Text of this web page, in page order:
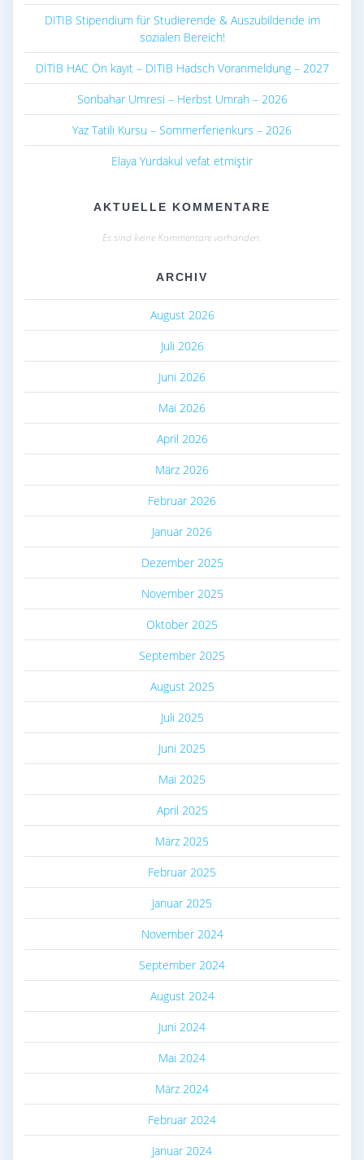
DITIB Stipendium für Studierende & Auszubildende im
sozialen Bereich!
DİTİB HAC Ön kayıt – DITIB Hadsch Voranmeldung – 2027
Sonbahar Umresi – Herbst Umrah – 2026
Yaz Tatili Kursu – Sommerferienkurs – 2026
Elaya Yurdakul vefat etmiştir
AKTUELLE KOMMENTARE
Es sind keine Kommentare vorhanden.
ARCHIV
August 2026
Juli 2026
Juni 2026
Mai 2026
April 2026
März 2026
Februar 2026
Januar 2026
Dezember 2025
November 2025
Oktober 2025
September 2025
August 2025
Juli 2025
Juni 2025
Mai 2025
April 2025
März 2025
Februar 2025
Januar 2025
November 2024
September 2024
August 2024
Juni 2024
Mai 2024
März 2024
Februar 2024
Januar 2024